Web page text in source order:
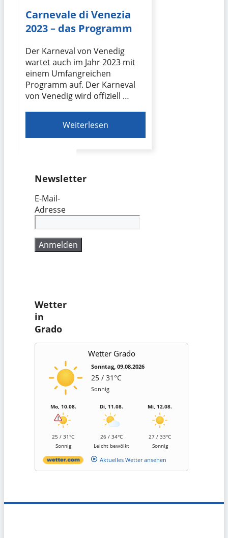
Carnevale di Venezia
2023 – das Programm
Der Karneval von Venedig
wartet auch im Jahr 2023 mit
einem Umfangreichen
Programm auf. Der Karneval
von Venedig wird offiziell …
Weiterlesen
Newsletter
E-Mail-
Adresse
Wetter
in
Grado
Wetter Grado
Sonntag, 09.08.2026
25 / 31°C
Sonnig
Mo, 10.08.
25 / 31°C
Sonnig
Di, 11.08.
26 / 34°C
Leicht bewölkt
Mi, 12.08.
27 / 33°C
Sonnig
Aktuelles Wetter ansehen